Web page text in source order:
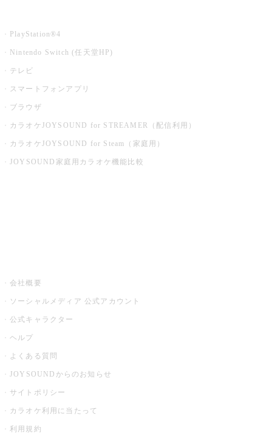
PlayStation®4
Nintendo Switch (任天堂HP)
テレビ
スマートフォンアプリ
ブラウザ
カラオケJOYSOUND for STREAMER（配信利用）
カラオケJOYSOUND for Steam（家庭用）
JOYSOUND家庭用カラオケ機能比較
会社概要
ソーシャルメディア 公式アカウント
公式キャラクター
ヘルプ
よくある質問
JOYSOUNDからのお知らせ
サイトポリシー
カラオケ利用に当たって
利用規約